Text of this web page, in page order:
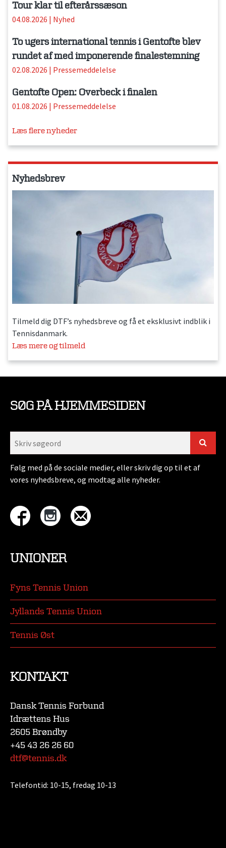
Tour klar til efterårssæson
04.08.2026 | Nyhed
To ugers international tennis i Gentofte blev
rundet af med imponerende finalestemning
02.08.2026 | Pressemeddelelse
Gentofte Open: Overbeck i finalen
01.08.2026 | Pressemeddelelse
Læs flere nyheder
Nyhedsbrev
Tilmeld dig DTF’s nyhedsbreve og få et eksklusivt indblik i
Tennisdanmark.
Læs mere og tilmeld
SØG PÅ HJEMMESIDEN
Følg med på de sociale medier, eller skriv dig op til et af
vores nyhedsbreve, og modtag alle nyheder.
UNIONER
Fyns Tennis Union
Jyllands Tennis Union
Tennis Øst
KONTAKT
Dansk Tennis Forbund
Idrættens Hus
2605 Brøndby
+45 43 26 26 60
dtf@tennis.dk
Telefontid: 10-15, fredag 10-13